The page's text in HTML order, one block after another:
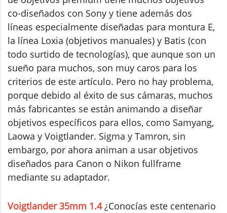
co-diseñados con Sony y tiene además dos
líneas especialmente diseñadas para montura E,
la línea Loxia (objetivos manuales) y Batis (con
todo surtido de tecnologías), que aunque son un
sueño para muchos, son muy caros para los
criterios de este artículo. Pero no hay problema,
porque debido al éxito de sus cámaras, muchos
más fabricantes se están animando a diseñar
objetivos específicos para ellos, como Samyang,
Laowa y Voigtlander. Sigma y Tamron, sin
embargo, por ahora animan a usar objetivos
diseñados para Canon o Nikon fullframe
mediante su adaptador.
Voigtlander 35mm 1.4¿Conocías este centenario